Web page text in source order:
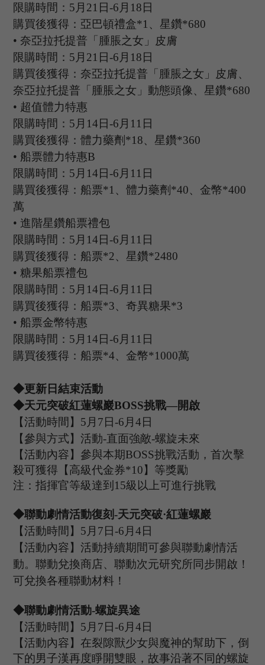
限購時間： 5月21日-6月18日
購買後獲得：亞巴頓禮盒*1、星鑽*680
• 奈亞拉托提普「腫脹之女」皮膚
限購時間： 5月21日-6月18日
購買後獲得：奈亞拉托提普「腫脹之女」皮膚、
奈亞拉托提普「腫脹之女」動態頭像、星鑽*680
• 超值體力特惠
限購時間： 5 月 14 日-6 月 11 日
購買後獲得：體力藥劑 *18、星鑽*360
• 船票體力特惠B
限購時間： 5 月 14 日-6 月 11 日
購買後獲得：船票*1、體力藥劑*40、金幣*400
萬
• 進階星鑽船票禮包
限購時間： 5 月 14 日-6 月 11 日
購買後獲得：船票*2、星鑽*2480
• 糖果船票禮包
限購時間： 5 月 14 日-6 月 11 日
購買後獲得：船票*3、奇異糖果*3
• 船票金幣特惠
限購時間： 5 月 14 日-6 月 11 日
購買後獲得：船票*4、金幣*1000萬
◆更新日結束活動
◆天元突破紅蓮螺巖BOSS挑戰—開啟
【活動時間】 5 月 7 日-6 月4 日
【參與方式】 活動-直面強敵-螺旋未來
【活動內容】參與本期BOSS挑戰活動，首次擊
殺可獲得【高級代金券*10】等獎勵
注：指揮官等級達到 15級以上可進行挑戰
◆聯動劇情活動復刻-天元突破·紅蓮螺巖
【活動時間】 5 月 7 日-6 月4 日
【活動內容】活動持續期間可參與聯動劇情活
動。聯動兌換商店、聯動次元研究所同步開啟！
可兌換各種聯動材料！
◆聯動劇情活動-螺旋異途
【活動時間】 5 月 7 日-6 月4 日
【活動內容】在裂隙獸少女與魔神的幫助下，倒
下的男子漢再度睜開雙眼，故事沿著不同的螺旋